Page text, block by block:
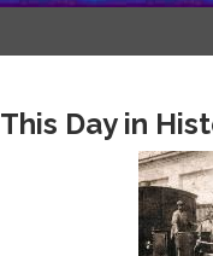
contenido
This Day in